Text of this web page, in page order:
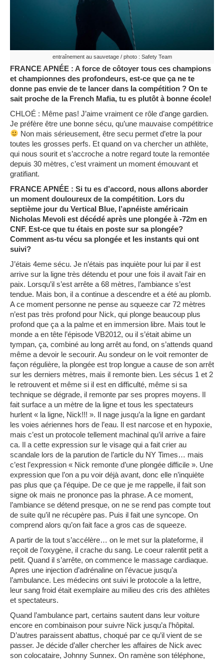
entraînement au sauvetage / photo : Safety Team
FRANCE APNÉE : A force de côtoyer tous ces champions
et championnes des profondeurs, est-ce que ça ne te
donne pas envie de te lancer dans la compétition ? On te
sait proche de la French Mafia, tu es plutôt à bonne école!
CHLOÉ : Même pas! J’aime vraiment ce rôle d’ange gardien.
Je préfère être une bonne sécu, qu’une mauvaise compétitrice
Non mais sérieusement, être secu permet d’etre la pour
toutes les grosses perfs. Et quand on va chercher un athlète,
qui nous sourit et s’accroche a notre regard toute la remontée
depuis 30 mètres, c’est vraiment un moment émouvant et
gratifiant.
FRANCE APNÉE : Si tu es d’accord, nous allons aborder
un moment douloureux de la compétition. Lors du
septième jour du Vertical Blue, l’apnéiste américain
Nicholas Mevoli est décédé après une plongée à -72m en
CNF. Est-ce que tu étais en poste sur sa plongée?
Comment as-tu vécu sa plongée et les instants qui ont
suivi?
J’étais 4eme sécu. Je n’étais pas inquiète pour lui par il est
arrive sur la ligne très détendu et pour une fois il avait l’air en
paix. Lorsqu’il s’est arrête a 68 mètres, l’ambiance s’est
tendue. Mais bon, il a continue a descendre et a été au plomb.
A ce moment personne ne pense au squeeze car 72 mètres
n’est pas très profond pour Nick, qui plonge beaucoup plus
profond que ça a la palme et en immersion libre. Mais tout le
monde a en tête l’épisode VB2012, ou il s’était abime un
tympan, ça, combiné au long arrêt au fond, on s’attends quand
même a devoir le secourir. Au sondeur on le voit remonter de
façon régulière, la plongée est trop longue a cause de son arrêt
sur les derniers mètres, mais il remonte bien. Les sécus 1 et 2
le retrouvent et même si il est en difficulté, même si sa
technique se dégrade, il remonte par ses propres moyens. Il
fait surface a un mètre de la ligne et tous les spectateurs
hurlent « la ligne, Nick!!! ». Il nage jusqu’a la ligne en gardant
les voies aériennes hors de l’eau. Il est narcose et en hypoxie,
mais c’est un protocole tellement machinal qu’il arrive a faire
ca. Il a cette expression sur le visage qui a fait crier au
scandale lors de la parution de l’article du NY Times… mais
c’est l’expression « Nick remonte d’une plongée difficile ». Une
expression que l’on a pu voir déjà avant, donc elle n’inquiète
pas plus que ça l’équipe. De ce que je me rappelle, il fait son
signe ok mais ne prononce pas la phrase. A ce moment,
l’ambiance se détend presque, on ne se rend pas compte tout
de suite qu’il ne récupère pas. Puis il fait une syncope. On
comprend alors qu’on fait face a gros cas de squeeze.
A partir de la tout s’accélère… on le met sur la plateforme, il
reçoit de l’oxygène, il crache du sang. Le coeur ralentit petit a
petit. Quand il s’arrête, on commence le massage cardiaque.
Apres une injection d’adrénaline on l’évacue jusqu’a
l’ambulance. Les médecins ont suivi le protocole a la lettre,
leur sang froid était exemplaire au milieu des cris des athlètes
et spectateurs.
Quand l’ambulance part, certains sautent dans leur voiture
encore en combinaison pour suivre Nick jusqu’a l’hôpital.
D’autres paraissent abattus, choqué par ce qu’il vient de se
passer. Je décide d’aller chercher les affaires de Nick avec
son colocataire, Johnny Sunnex. On ramène son téléphone,